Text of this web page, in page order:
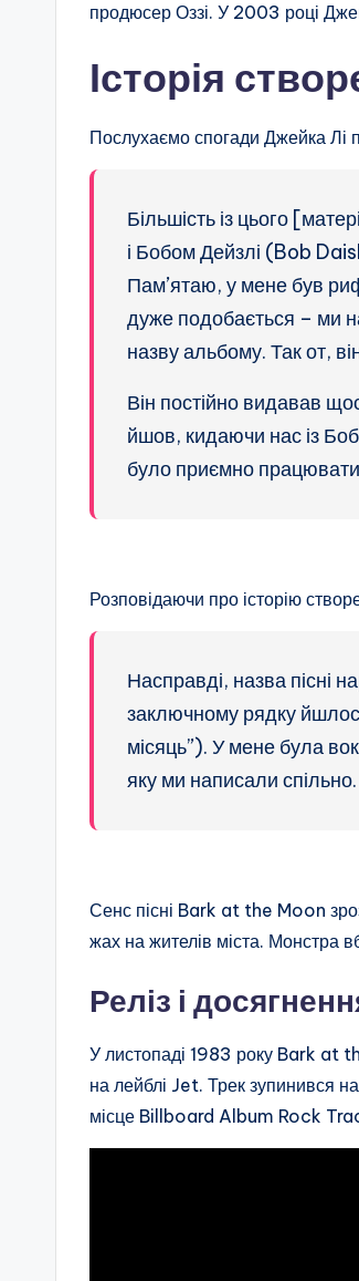
продюсер Оззі. У 2003 році
Історія
Послухаємо спогади Джейка
Більшість із цього
і Бобом Дейзлі (Bob
Пам’ятаю, у мене був
дуже подобається – ми
назву альбому. Так от,
Він постійно видавав
йшов, кидаючи нас із
було приємно
Розповідаючи про історію
Насправді, назва пісні
заключному рядку
місяць”). У мене була
яку ми написали спільно.
Сенс пісні Bark at the Moon
жах на жителів міста. Монстра
Реліз і
У листопаді 1983 року Bark at
на лейблі Jet. Трек зупинився
місце Billboard Album Rock